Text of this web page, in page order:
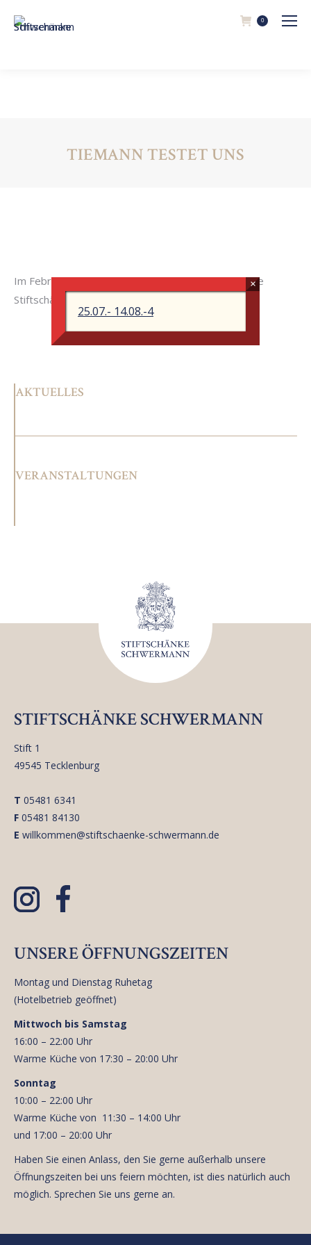
0
TIEMANN TESTET UNS
Im Februar hat Christoph Tiemann vom WDR unsere
Stiftschänke getestet.
AKTUELLES
VERANSTALTUNGEN
STIFTSCHÄNKE SCHWERMANN
Stift 1
49545 Tecklenburg
T 05481 6341
F 05481 84130
E willkommen@stiftschaenke-schwermann.de
UNSERE ÖFFNUNGSZEITEN
Montag und Dienstag Ruhetag
(Hotelbetrieb geöffnet)
Mittwoch bis Samstag
16:00 – 22:00 Uhr
Warme Küche von 17:30 – 20:00 Uhr
Sonntag
10:00 – 22:00 Uhr
Warme Küche von 11:30 – 14:00 Uhr
und 17:00 – 20:00 Uhr
Haben Sie einen Anlass, den Sie gerne außerhalb unsere
Öffnungszeiten bei uns feiern möchten, ist dies natürlich auch
möglich. Sprechen Sie uns gerne an.
25.07.- 14.08.-4